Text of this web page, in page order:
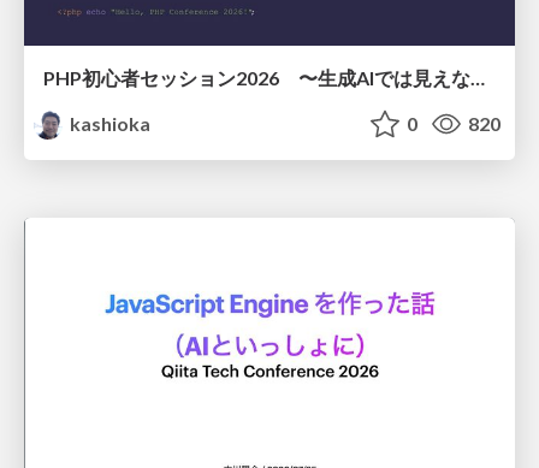
kashioka
0 820